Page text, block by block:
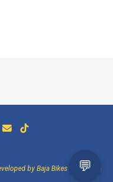
by Baja Bikes -
Over Baja